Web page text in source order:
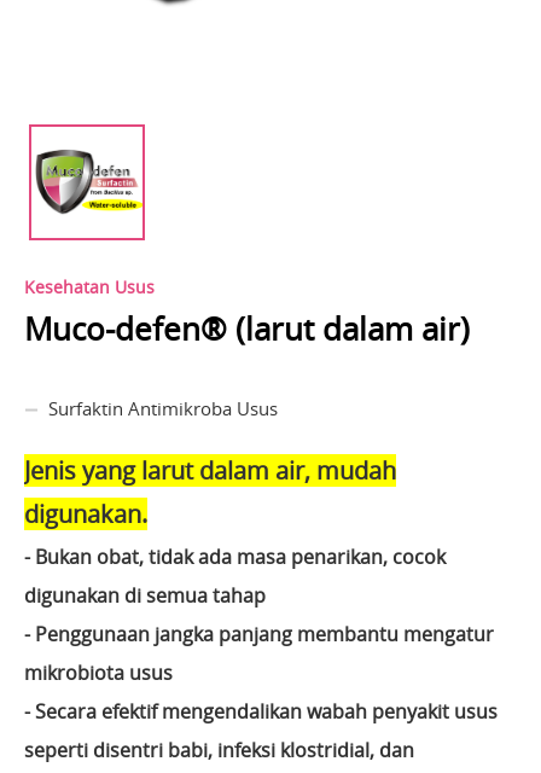
Kesehatan Usus
Muco-defen® (larut dalam air)
Surfaktin Antimikroba Usus
Jenis yang larut dalam air, mudah
digunakan.
- Bukan obat, tidak ada masa penarikan, cocok
digunakan di semua tahap
- Penggunaan jangka panjang membantu mengatur
mikrobiota usus
- Secara efektif mengendalikan wabah penyakit usus
seperti disentri babi, infeksi klostridial, dan